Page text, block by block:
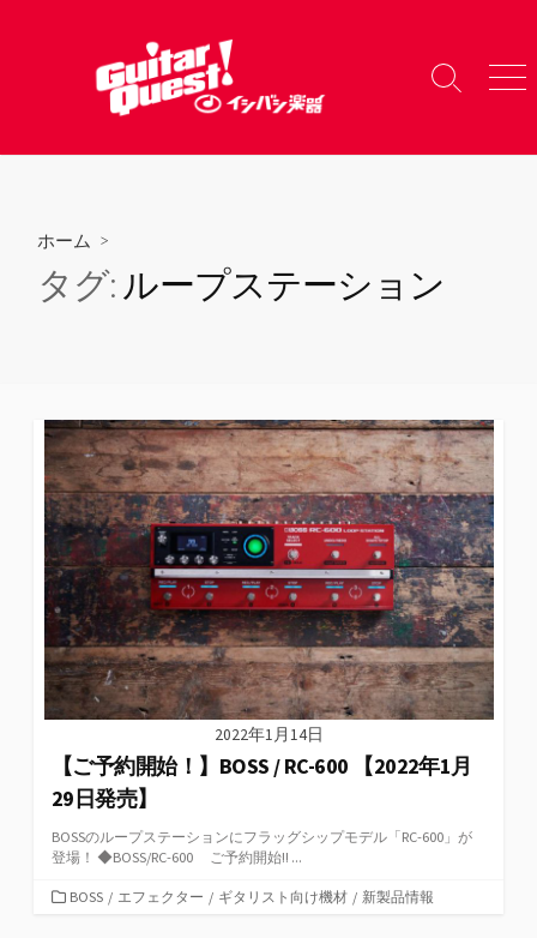
へ
検
り
メ
ー
ホーム >
タグ: ループステーション
2022年1月14日
【ご予約開始！】BOSS / RC-600 【2022年1月
29日発売】
BOSSのループステーションにフラッグシップモデル「RC-600」が
登場！ ◆BOSS/RC-600 ご予約開始!! ...
カBOSS / エフェクター / ギタリスト向け機材 / 新製品情報